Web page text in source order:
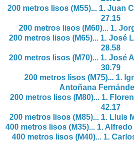
200 metros lisos (M55)... 1. Juan
27.15
200 metros lisos (M60)... 1.
200 metros lisos (M65)... 1. José
28.58
200 metros lisos (M70)... 1. José
30.79
200 metros lisos (M75)... 1.
Antoñana
200 metros lisos (M80)... 1.
42.17
200 metros lisos (M85)... 1. Lluis
400 metros lisos (M35)... 1. Alfredo
400 metros lisos (M40)... 1.